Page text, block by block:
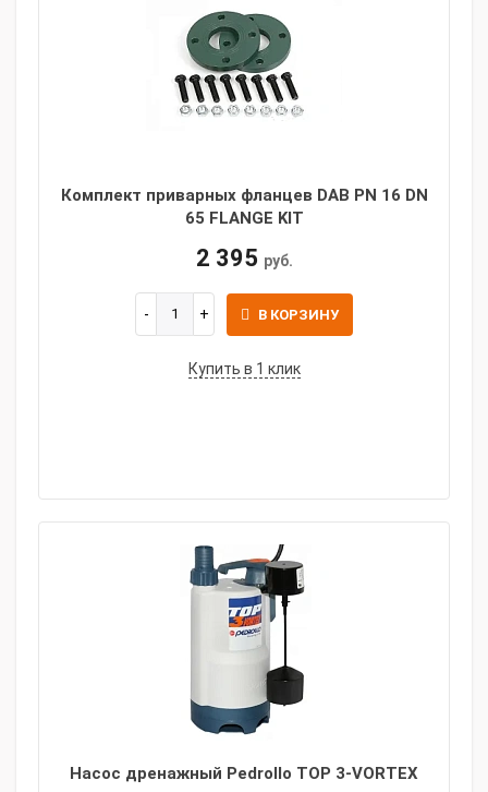
Комплект приварных фланцев DAB PN 16 DN
65 FLANGE KIT
2 395 руб.
В КОРЗИНУ
Купить в 1 клик
Насос дренажный Pedrollo TOP 3-VORTEX